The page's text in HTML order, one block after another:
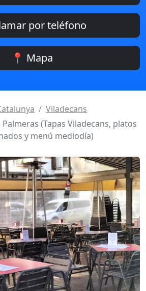
por teléfono
📍 Mapa
Viladecans
(Tapas Viladecans, platos
y menú mediodía)